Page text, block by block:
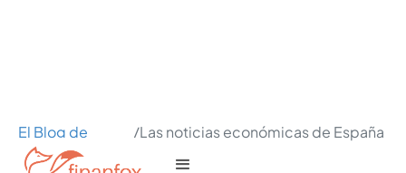
El Blog de
Finanfox
/Las noticias económicas de España